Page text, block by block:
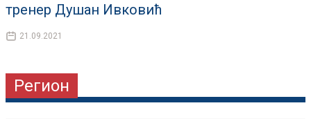
тренер Душан Ивковић
21.09.2021
Регион